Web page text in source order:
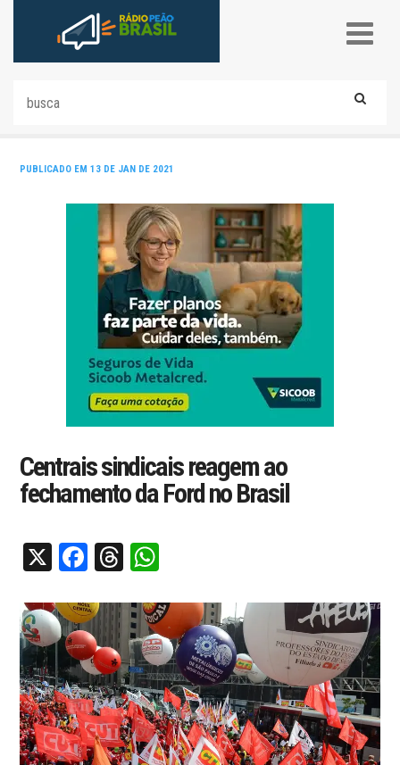
PUBLICADO EM 13 DE JAN DE 2021
Centrais sindicais reagem ao
fechamento da Ford no Brasil
X Facebook
Threads